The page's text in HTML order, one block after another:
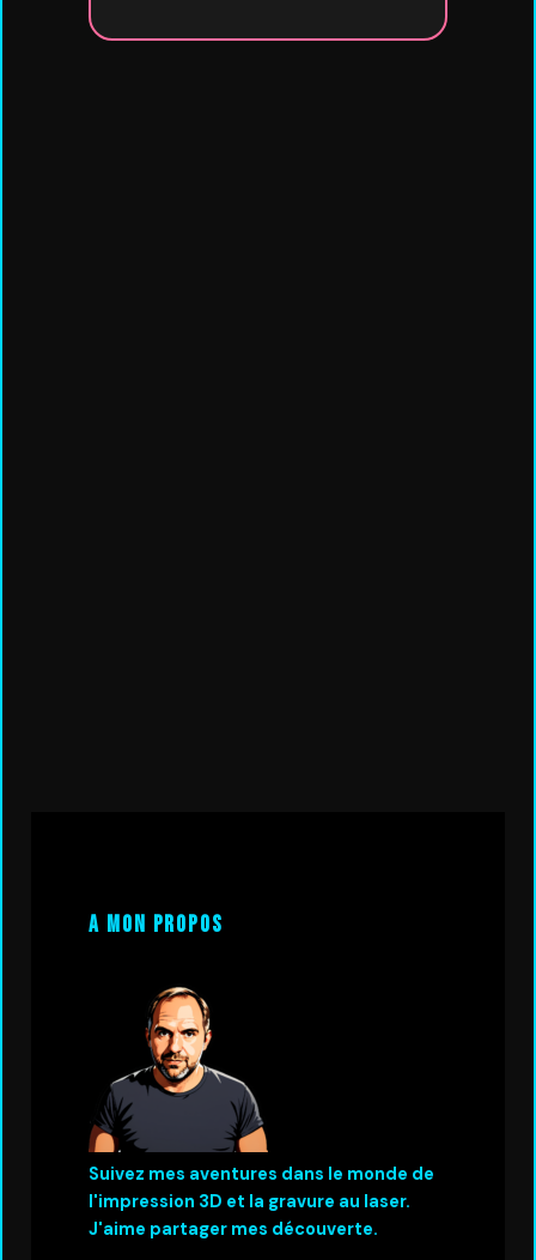
A mon propos
Suivez mes aventures dans le monde de
l'impression 3D et la gravure au laser.
J'aime partager mes découverte.